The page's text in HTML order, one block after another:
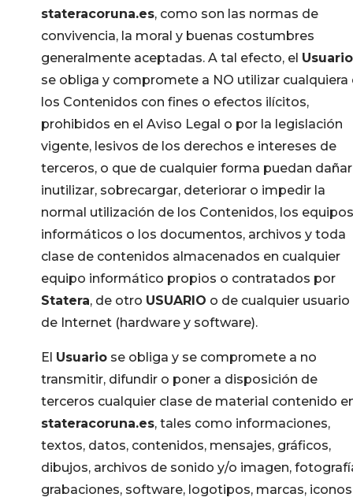
stateracoruna.es, como son las normas de
convivencia, la moral y buenas costumbres
generalmente aceptadas. A tal efecto, el Usuario
se obliga y compromete a NO utilizar cualquiera
los Contenidos con fines o efectos ilícitos,
prohibidos en el Aviso Legal o por la legislación
vigente, lesivos de los derechos e intereses de
terceros, o que de cualquier forma puedan
inutilizar, sobrecargar, deteriorar o impedir la
normal utilización de los Contenidos, los equipos
informáticos o los documentos, archivos y toda
clase de contenidos almacenados en cualquier
equipo informático propios o contratados por
Statera, de otro USUARIO o de cualquier usuario
de Internet (hardware y software).
El Usuario se obliga y se compromete a no
transmitir, difundir o poner a disposición de
terceros cualquier clase de material contenido
stateracoruna.es, tales como informaciones,
textos, datos, contenidos, mensajes, gráficos,
dibujos, archivos de sonido y/o imagen,
grabaciones, software, logotipos, marcas,